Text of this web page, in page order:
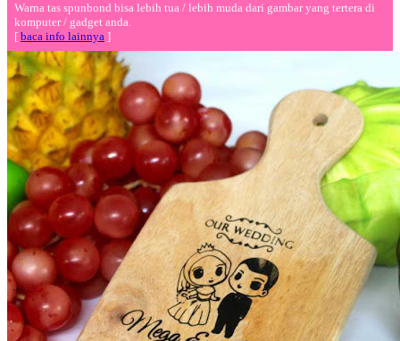
Warna tas spunbond bisa lebih tua / lebih muda dari gambar yang tertera di
komputer / gadget anda.
[ baca info lainnya ]